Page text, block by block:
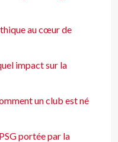
au cœur de
impact sur la
un club est né
portée par la